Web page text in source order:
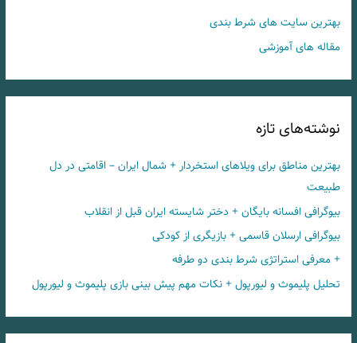
بهترین سایت های شرط بندی
مقاله های آموزشی
نوشته‌های تازه
بهترین مناطق برای ویلاهای استخردار + شمال ایران – اقامتی در دل
طبیعت
بیوگرافی افسانه بایگان + دختر شایسته ایران قبل از انقلاب
بیوگرافی ارسلان قاسمی + بازیگری از کودکی
+ معرفی استراتژی شرط بندی دو طرفه
تحلیل پلیموث و لیورپول + نکات مهم پیش بینی بازی پلیموث و لیورپول